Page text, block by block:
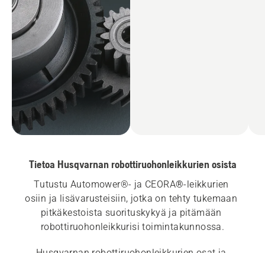
Tietoa Husqvarnan robottiruohonleikkurien osista
Tutustu Automower®- ja CEORA®-leikkurien
osiin ja lisävarusteisiin, jotka on tehty tukemaan
pitkäkestoista suorituskykyä ja pitämään
robottiruohonleikkurisi toimintakunnossa.